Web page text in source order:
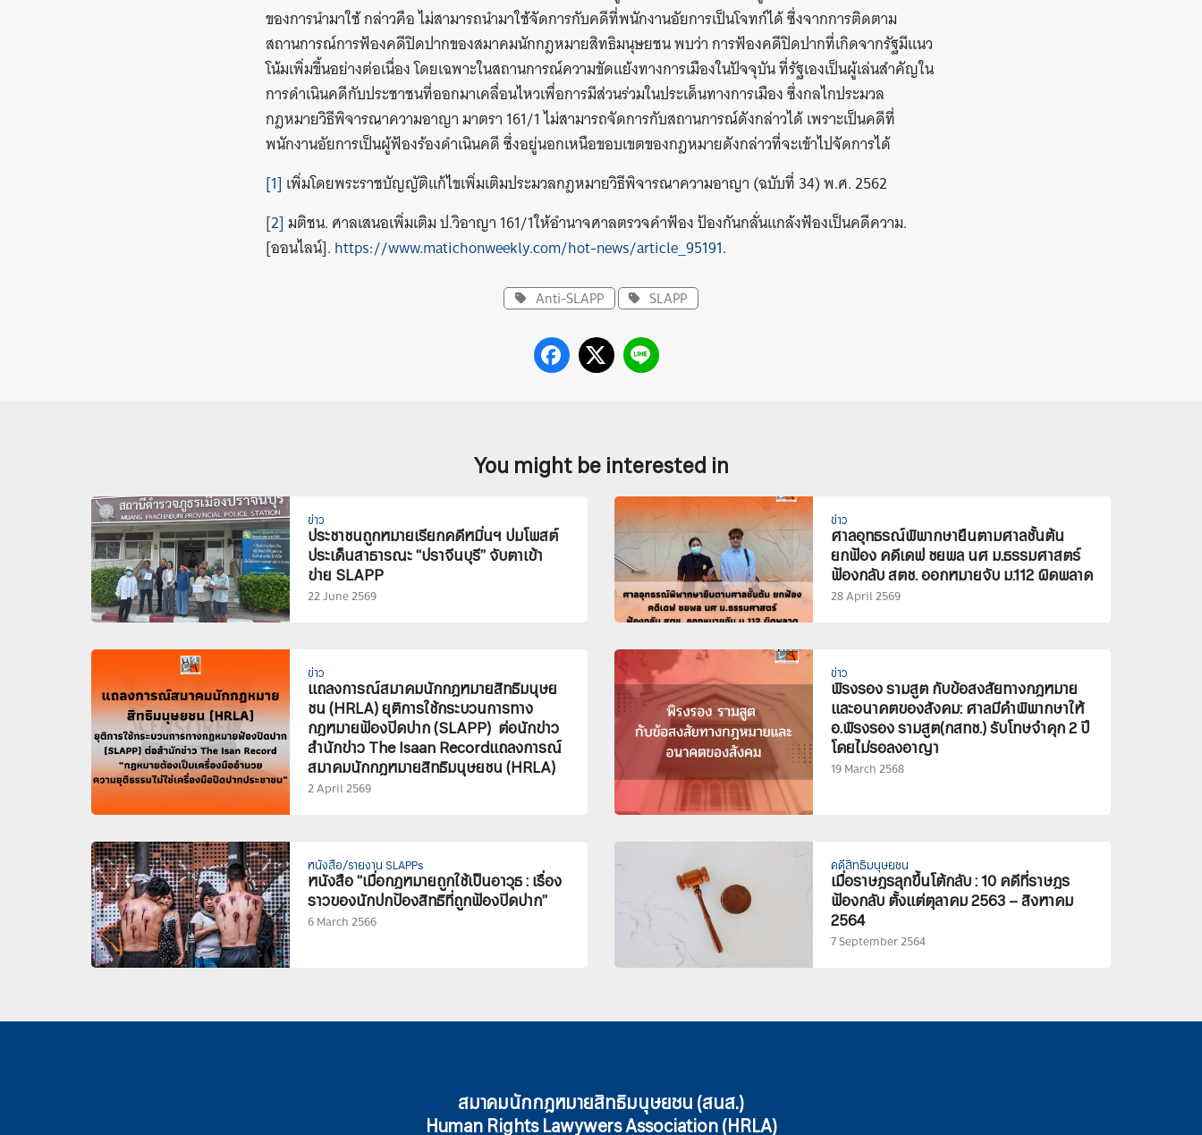
ของการนำมาใช้ กล่าวคือ ไม่สามารถนำมาใช้จัดการกับคดีที่พนักงานอัยการเป็นโจทก์ได้ ซึ่งจากการติดตาม
สถานการณ์การฟ้องคดีปิดปากของสมาคมนักกฎหมายสิทธิมนุษยชน พบว่า การฟ้องคดีปิดปากที่เกิดจากรัฐมีแนว
โน้มเพิ่มขึ้นอย่างต่อเนื่อง โดยเฉพาะในสถานการณ์ความขัดแย้งทางการเมืองในปัจจุบัน ที่รัฐเองเป็นผู้เล่นสำคัญใน
การดำเนินคดีกับประชาชนที่ออกมาเคลื่อนไหวเพื่อการมีส่วนร่วมในประเด็นทางการเมือง ซึ่งกลไกประมวล
กฎหมายวิธีพิจารณาความอาญา มาตรา 161/1 ไม่สามารถจัดการกับสถานการณ์ดังกล่าวได้ เพราะเป็นคดีที่
พนักงานอัยการเป็นผู้ฟ้องร้องดำเนินคดี ซึ่งอยู่นอกเหนือขอบเขตของกฎหมายดังกล่าวที่จะเข้าไปจัดการได้
[1] เพิ่มโดยพระราชบัญญัติแก้ไขเพิ่มเติมประมวลกฎหมายวิธีพิจารณาความอาญา (ฉบับที่ 34) พ.ศ. 2562
[2] มติชน. ศาลเสนอเพิ่มเติม ป.วิอาญา 161/1ให้อำนาจศาลตรวจคำฟ้อง ป้องกันกลั่นแกล้งฟ้องเป็นคดีความ.
[ออนไลน์]. https://www.matichonweekly.com/hot-news/article_95191.
Anti-SLAPP SLAPP
You might be interested in
ข่าว
ประชาชนถูกหมายเรียกคดีหมิ่นฯ ปมโพสต์
ประเด็นสาธารณะ “ปราจีนบุรี” จับตาเข้า
ข่าย SLAPP
22 June 2569
ข่าว
ศาลอุทธรณ์พิพากษายืนตามศาลชั้นต้น
ยกฟ้อง คดีเดฟ ชยพล นศ ม.ธรรมศาสตร์
ฟ้องกลับ สตช. ออกหมายจับ ม.112 ผิดพลาด
28 April 2569
ข่าว
แถลงการณ์สมาคมนักกฎหมายสิทธิมนุษย
ชน (HRLA) ยุติการใช้กระบวนการทาง
กฎหมายฟ้องปิดปาก (SLAPP) ต่อนักข่าว
สำนักข่าว The Isaan Recordแถลงการณ์
สมาคมนักกฎหมายสิทธิมนุษยชน (HRLA)
2 April 2569
ข่าว
พิรงรอง รามสูต กับข้อสงสัยทางกฎหมาย
และอนาคตของสังคม: ศาลมีคำพิพากษาให้
อ.พิรงรอง รามสูต(กสทช.) รับโทษจำคุก 2 ปี
โดยไม่รอลงอาญา
19 March 2568
หนังสือ/รายงาน SLAPPs
หนังสือ “เมื่อกฎหมายถูกใช้เป็นอาวุธ : เรื่อง
ราวของนักปกป้องสิทธิที่ถูกฟ้องปิดปาก”
6 March 2566
คดีสิทธิมนุษยชน
เมื่อราษฎรลุกขึ้นโต้กลับ : 10 คดีที่ราษฎร
ฟ้องกลับ ตั้งแต่ตุลาคม 2563 – สิงหาคม
2564
7 September 2564
สมาคมนักกฎหมายสิทธิมนุษยชน (สนส.)
Human Rights Lawywers Association (HRLA)